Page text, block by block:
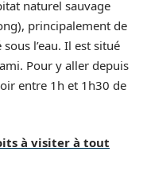
naturel sauvage
principalement de
l’eau. Il est situé
Pour y aller depuis
entre 1h et 1h30 de
à visiter à tout